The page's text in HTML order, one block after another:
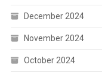
December 2024
November 2024
October 2024